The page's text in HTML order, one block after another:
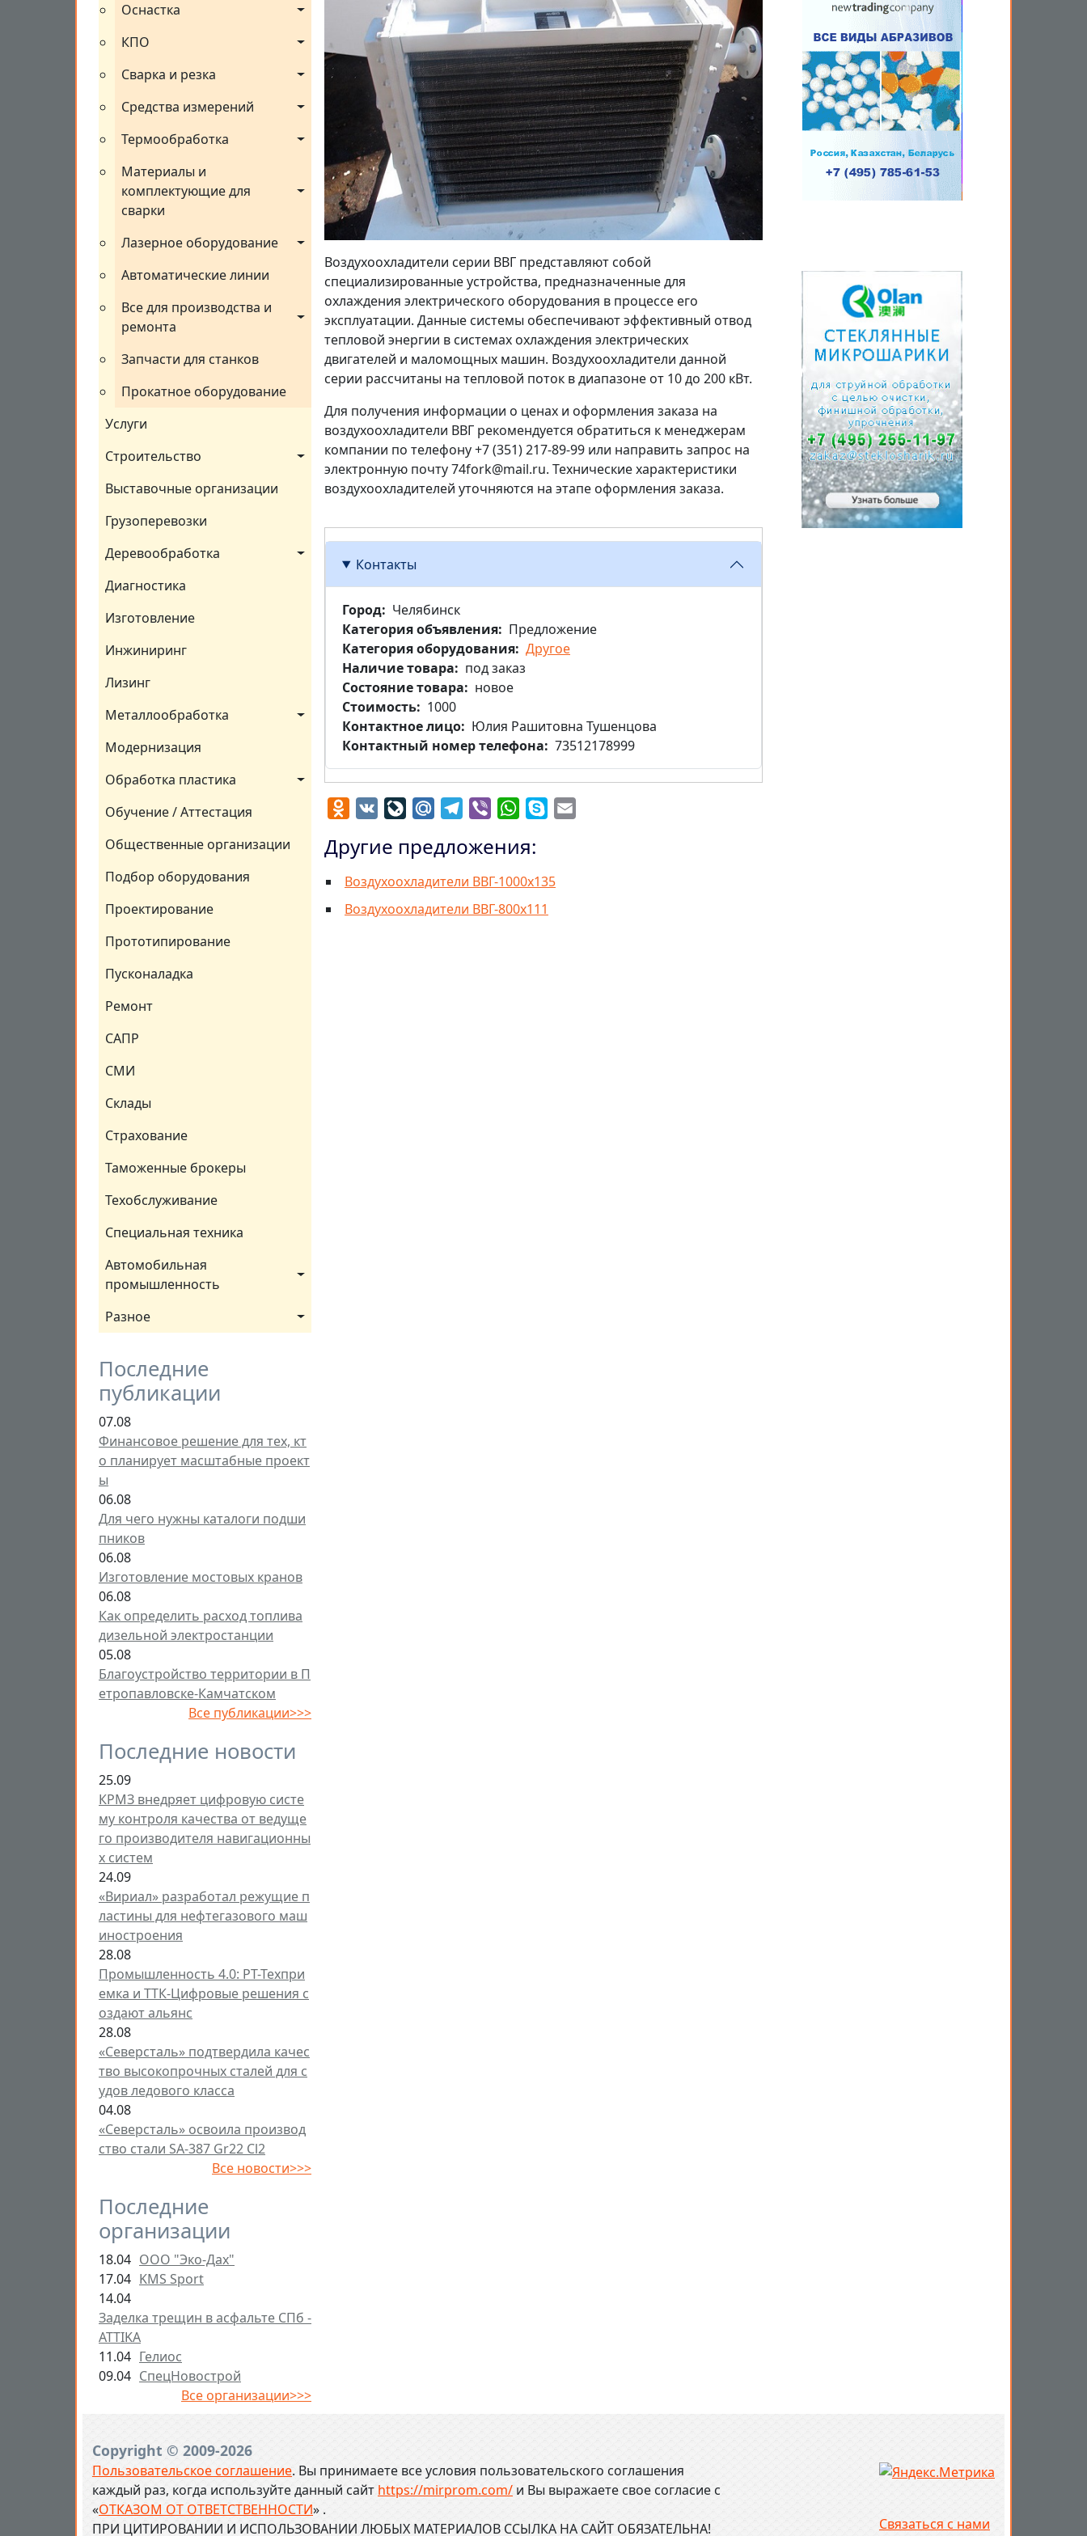
Оснастка
КПО
Сварка и резка
Средства измерений
Термообработка
Материалы и
комплектующие для
сварки
Лазерное оборудование
Автоматические линии
Все для производства и
ремонта
Запчасти для станков
Прокатное оборудование
Услуги
Строительство
Выставочные организации
Грузоперевозки
Деревообработка
Диагностика
Изготовление
Инжиниринг
Лизинг
Металлообработка
Модернизация
Обработка пластика
Обучение / Аттестация
Общественные организации
Подбор оборудования
Проектирование
Прототипирование
Пусконаладка
Ремонт
САПР
СМИ
Склады
Страхование
Таможенные брокеры
Техобслуживание
Специальная техника
Автомобильная
промышленность
Разное
Последние
публикации
07.08
Финансовое решение для тех, кт
о планирует масштабные проект
ы
06.08
Для чего нужны каталоги подши
пников
06.08
Изготовление мостовых кранов
06.08
Как определить расход топлива
дизельной электростанции
05.08
Благоустройство территории в П
етропавловске-Камчатском
Все публикации>>>
Последние новости
25.09
КРМЗ внедряет цифровую систе
му контроля качества от ведуще
го производителя навигационны
х систем
24.09
«Вириал» разработал режущие п
ластины для нефтегазового маш
иностроения
28.08
Промышленность 4.0: РТ-Техпри
емка и ТТК-Цифровые решения с
оздают альянс
28.08
«Северсталь» подтвердила качес
тво высокопрочных сталей для с
удов ледового класса
04.08
«Северсталь» освоила производ
ство стали SA-387 Gr22 Cl2
Все новости>>>
Последние
организации
18.04 ООО "Эко-Дах"
17.04 KMS Sport
14.04
Заделка трещин в асфальте СПб -
ATTIKA
11.04 Гелиос
09.04 СпецНовострой
Все организации>>>
Воздухоохладители серии ВВГ представляют собой
специализированные устройства, предназначенные для
охлаждения электрического оборудования в процессе его
эксплуатации. Данные системы обеспечивают эффективный отвод
тепловой энергии в системах охлаждения электрических
двигателей и маломощных машин. Воздухоохладители данной
серии рассчитаны на тепловой поток в диапазоне от 10 до 200 кВт.
Для получения информации о ценах и оформления заказа на
воздухоохладители ВВГ рекомендуется обратиться к менеджерам
компании по телефону +7 (351) 217-89-99 или направить запрос на
электронную почту 74fork@mail.ru. Технические характеристики
воздухоохладителей уточняются на этапе оформления заказа.
Контакты
Город
Челябинск
Категория объявления
Предложение
Категория оборудования Другое
Наличие товара
под заказ
Состояние товара
новое
Стоимость
1000
Контактное лицо
Юлия Рашитовна Тушенцова
Контактный номер телефона
73512178999
Odnoklassniki
VK LiveJournal
Mail.RuTelegram
Viber WhatsApp
Skype
Другие предложения:
Воздухоохладители ВВГ-1000х135
Воздухоохладители ВВГ-800х111
Copyright © 2009-2026
Пользовательское соглашение. Вы принимаете все условия пользовательского соглашения
каждый раз, когда используйте данный сайт https://mirprom.com/ и Вы выражаете свое согласие с
«ОТКАЗОМ ОТ ОТВЕТСТВЕННОСТИ» .
ПРИ ЦИТИРОВАНИИ И ИСПОЛЬЗОВАНИИ ЛЮБЫХ МАТЕРИАЛОВ ССЫЛКА НА САЙТ ОБЯЗАТЕЛЬНА!
Связаться с нами